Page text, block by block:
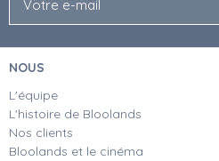
NOUS
L'équipe
L'histoire de Bloolands
Nos clients
Bloolands et le cinéma